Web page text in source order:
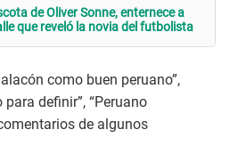
de Oliver Sonne, enternece a
que reveló la novia del futbolista
como buen peruano”,
definir”, “Peruano
de algunos